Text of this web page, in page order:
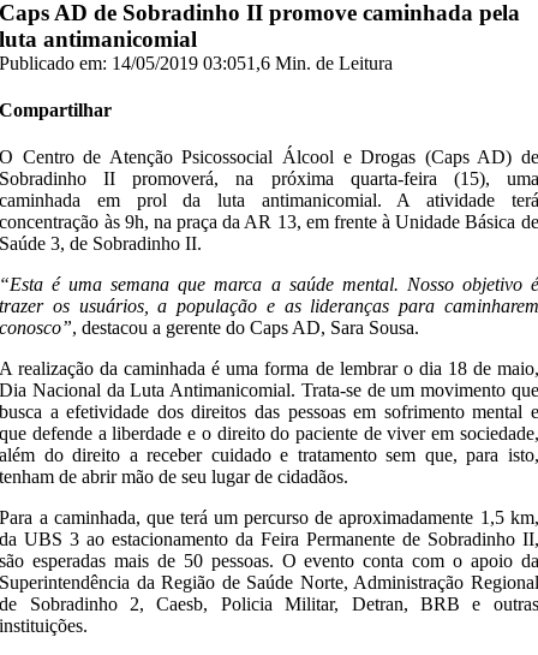
Caps AD de Sobradinho II promove caminhada pela
luta antimanicomial
Publicado em: 14/05/2019 03:051,6 Min. de Leitura
Compartilhar
O Centro de Atenção Psicossocial Álcool e Drogas (Caps AD) de
Sobradinho II promoverá, na próxima quarta-feira (15), uma
caminhada em prol da luta antimanicomial. A atividade terá
concentração às 9h, na praça da AR 13, em frente à Unidade Básica de
Saúde 3, de Sobradinho II.
“Esta é uma semana que marca a saúde mental. Nosso objetivo é
trazer os usuários, a população e as lideranças para caminharem
conosco”, destacou a gerente do Caps AD, Sara Sousa.
A realização da caminhada é uma forma de lembrar o dia 18 de maio,
Dia Nacional da Luta Antimanicomial. Trata-se de um movimento que
busca a efetividade dos direitos das pessoas em sofrimento mental e
que defende a liberdade e o direito do paciente de viver em sociedade,
além do direito a receber cuidado e tratamento sem que, para isto,
tenham de abrir mão de seu lugar de cidadãos.
Para a caminhada, que terá um percurso de aproximadamente 1,5 km,
da UBS 3 ao estacionamento da Feira Permanente de Sobradinho II,
são esperadas mais de 50 pessoas. O evento conta com o apoio da
Superintendência da Região de Saúde Norte, Administração Regional
de Sobradinho 2, Caesb, Policia Militar, Detran, BRB e outras
instituições.